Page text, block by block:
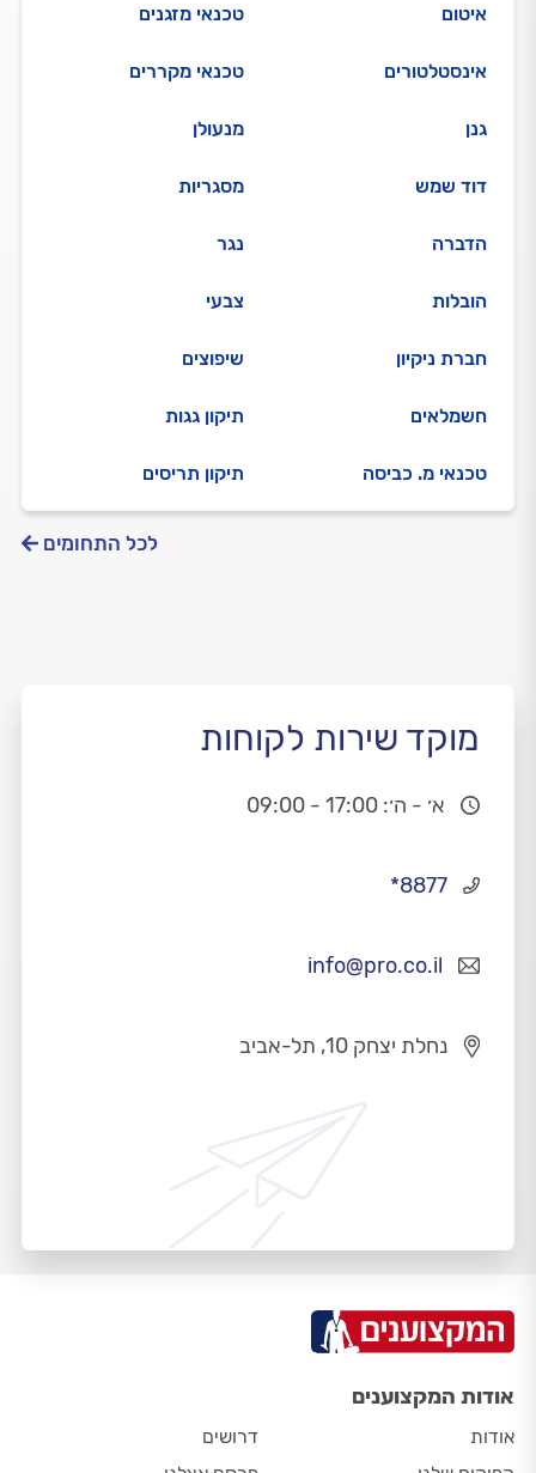
איטום
אינסטלטורים
גנן
דוד שמש
הדברה
הובלות
חברת ניקיון
חשמלאים
טכנאי מ. כביסה
טכנאי מזגנים
טכנאי מקררים
מנעולן
מסגריות
נגר
צבעי
שיפוצים
תיקון גגות
תיקון תריסים
לכל התחומים
מוקד שירות לקוחות
א׳ - ה׳: 17:00 - 09:00
info@pro.co.il
*8877
נחלת יצחק 10, תל-אביב
אודות המקצוענים
אודות
דרושים